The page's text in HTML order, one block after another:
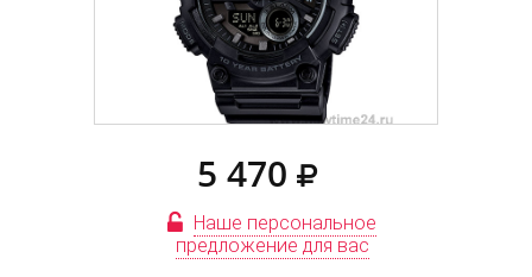
5 470
Наше персональное
предложение для вас